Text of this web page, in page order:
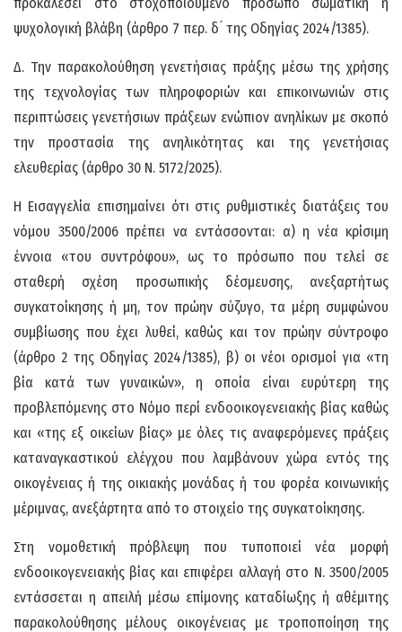
ψυχολογική βλάβη (άρθρο 7 περ. δ ́ της Οδηγίας 2024/1385).
Δ. Την παρακολούθηση γενετήσιας πράξης μέσω της χρήσης
της τεχνολογίας των πληροφοριών και επικοινωνιών στις
περιπτώσεις γενετήσιων πράξεων ενώπιον ανηλίκων με σκοπό
την προστασία της ανηλικότητας και της γενετήσιας
ελευθερίας (άρθρο 30 Ν. 5172/2025).
Η Εισαγγελία επισημαίνει ότι στις ρυθμιστικές διατάξεις του
νόμου 3500/2006 πρέπει να εντάσσονται: α) η νέα κρίσιμη
έννοια «του συντρόφου», ως το πρόσωπο που τελεί σε
σταθερή σχέση προσωπικής δέσμευσης, ανεξαρτήτως
συγκατοίκησης ή μη, τον πρώην σύζυγο, τα μέρη συμφώνου
συμβίωσης που έχει λυθεί, καθώς και τον πρώην σύντροφο
(άρθρο 2 της Οδηγίας 2024/1385), β) οι νέοι ορισμοί για «τη
βία κατά των γυναικών», η οποία είναι ευρύτερη της
προβλεπόμενης στο Νόμο περί ενδοοικογενειακής βίας καθώς
και «της εξ οικείων βίας» με όλες τις αναφερόμενες πράξεις
καταναγκαστικού ελέγχου που λαμβάνουν χώρα εντός της
οικογένειας ή της οικιακής μονάδας ή του φορέα κοινωνικής
μέριμνας, ανεξάρτητα από το στοιχείο της συγκατοίκησης.
Στη νομοθετική πρόβλεψη που τυποποιεί νέα μορφή
ενδοοικογενειακής βίας και επιφέρει αλλαγή στο Ν. 3500/2005
εντάσσεται η απειλή μέσω επίμονης καταδίωξης ή αθέμιτης
παρακολούθησης μέλους οικογένειας με τροποποίηση της